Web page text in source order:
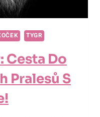
TYGR
Cesta Do
Pralesů S